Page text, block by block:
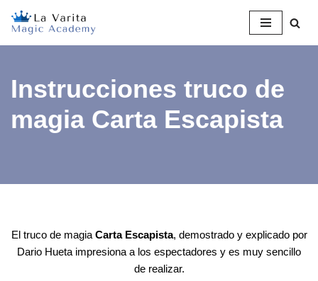
Saltar
Instrucciones truco de
magia Carta Escapista
El truco de magia Carta Escapista, demostrado y explicado por
Dario Hueta impresiona a los espectadores y es muy sencillo
de realizar.